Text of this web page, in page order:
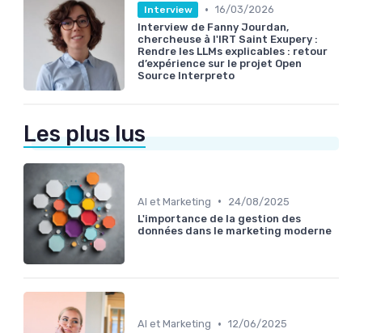
Interview • 16/03/2026
Interview de Fanny Jourdan,
chercheuse à l'IRT Saint Exupery :
Rendre les LLMs explicables : retour
d’expérience sur le projet Open
Source Interpreto
Les plus lus
AI et Marketing •
24/08/2025
L'importance de la gestion des
données dans le marketing moderne
AI et Marketing • 12/06/2025